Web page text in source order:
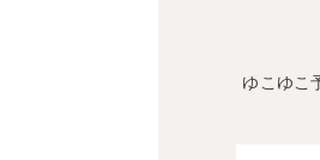
ゆこゆこ